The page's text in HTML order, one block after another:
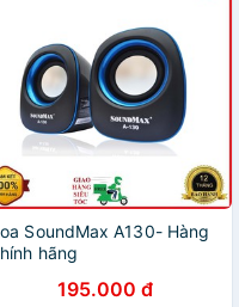
SoundMax A130- Hàng
hãng
195.000 đ